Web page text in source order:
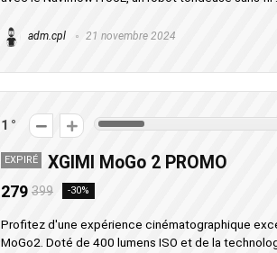
adm.cpl 21 novembre 2024
1
EXPIRÉ XGIMI MoGo 2 PROMO
279 399 -30%
Profitez d'une expérience cinématographique
MoGo2. Doté de 400 lumens ISO et de la